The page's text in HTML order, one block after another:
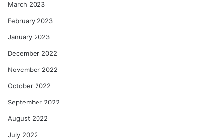
March 2023
February 2023
January 2023
December 2022
November 2022
October 2022
September 2022
August 2022
July 2022